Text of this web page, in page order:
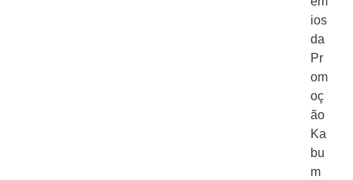
ios
da
Pr
om
oç
ão
Ka
bu
m